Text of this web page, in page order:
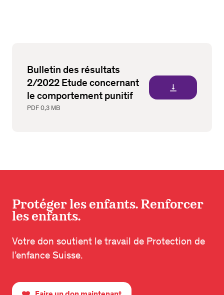
Bulletin des résultats
2/2022 Etude concernant
le comportement punitif
PDF 0,3 MB
vertical_align_bottom
Protéger les enfants. Renforcer
les enfants.
Votre don soutient le travail de Protection de
l’enfance Suisse.